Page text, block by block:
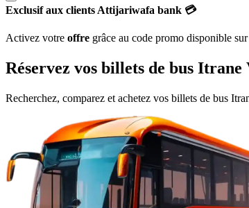
Exclusif aux clients Attijariwafa bank 💳
Activez votre offre grâce au code promo disponible sur
Recherchez, comparez et achetez vos billets de bus